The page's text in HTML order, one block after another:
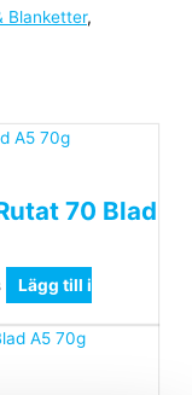
Blanketter,
70 Blad
Lägg till i